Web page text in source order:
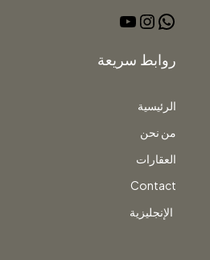
روابط سريعة
الرئيسية
من نحن
العقارات
Contact
الإنجليزية